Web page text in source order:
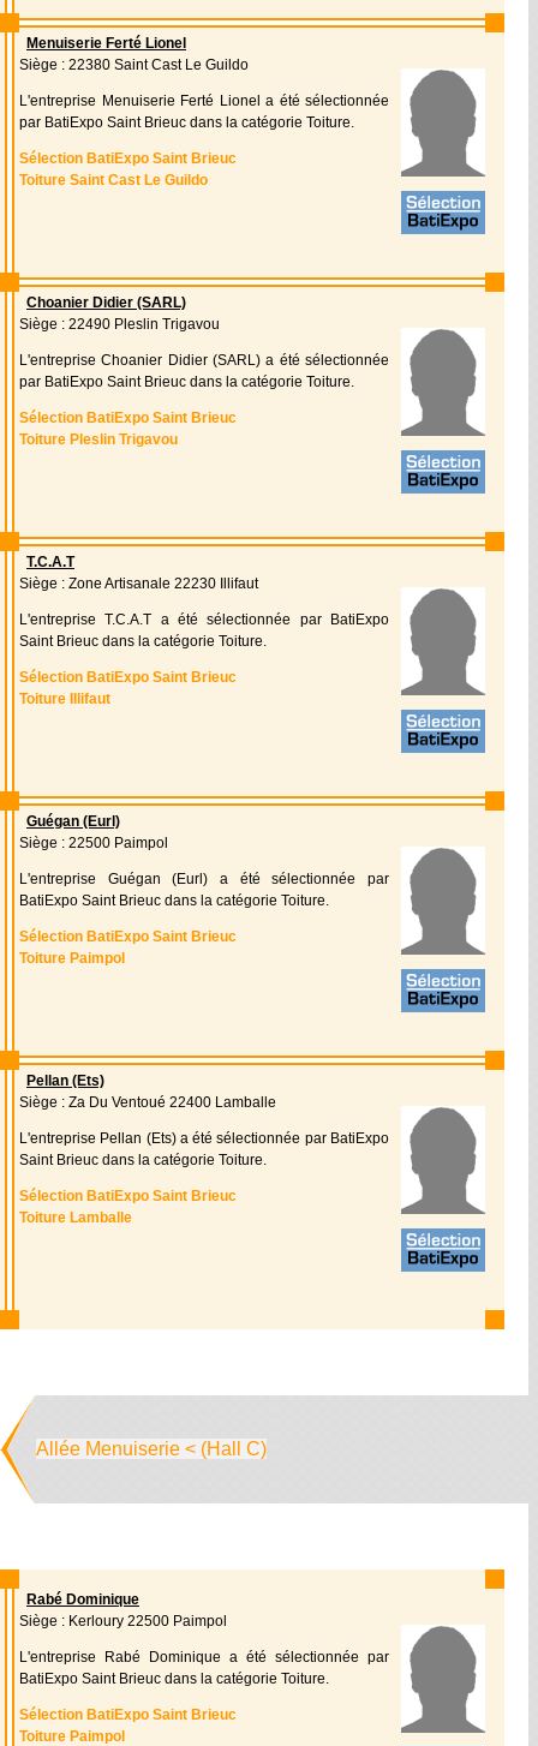
Menuiserie Ferté Lionel
Siège : 22380 Saint Cast Le Guildo
L'entreprise Menuiserie Ferté Lionel a été sélectionnée
par BatiExpo Saint Brieuc dans la catégorie Toiture.
Sélection BatiExpo Saint Brieuc
Toiture Saint Cast Le Guildo
Choanier Didier (SARL)
Siège : 22490 Pleslin Trigavou
L'entreprise Choanier Didier (SARL) a été sélectionnée
par BatiExpo Saint Brieuc dans la catégorie Toiture.
Sélection BatiExpo Saint Brieuc
Toiture Pleslin Trigavou
T.C.A.T
Siège : Zone Artisanale 22230 Illifaut
L'entreprise T.C.A.T a été sélectionnée par BatiExpo
Saint Brieuc dans la catégorie Toiture.
Sélection BatiExpo Saint Brieuc
Toiture Illifaut
Guégan (Eurl)
Siège : 22500 Paimpol
L'entreprise Guégan (Eurl) a été sélectionnée par
BatiExpo Saint Brieuc dans la catégorie Toiture.
Sélection BatiExpo Saint Brieuc
Toiture Paimpol
Pellan (Ets)
Siège : Za Du Ventoué 22400 Lamballe
L'entreprise Pellan (Ets) a été sélectionnée par BatiExpo
Saint Brieuc dans la catégorie Toiture.
Sélection BatiExpo Saint Brieuc
Toiture Lamballe
Allée Menuiserie < (Hall C)
Rabé Dominique
Siège : Kerloury 22500 Paimpol
L'entreprise Rabé Dominique a été sélectionnée par
BatiExpo Saint Brieuc dans la catégorie Toiture.
Sélection BatiExpo Saint Brieuc
Toiture Paimpol